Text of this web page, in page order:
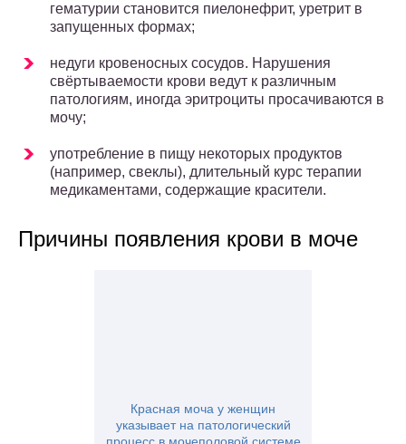
гематурии становится пиелонефрит, уретрит в
запущенных формах;
недуги кровеносных сосудов. Нарушения
свёртываемости крови ведут к различным
патологиям, иногда эритроциты просачиваются в
мочу;
употребление в пищу некоторых продуктов
(например, свеклы), длительный курс терапии
медикаментами, содержащие красители.
Причины появления крови в моче
Красная моча у женщин
указывает на патологический